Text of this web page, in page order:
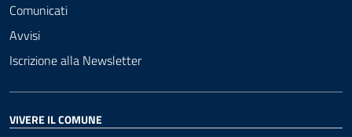
Comunicati
Avvisi
Iscrizione alla Newsletter
VIVERE IL COMUNE